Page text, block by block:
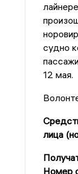
судно
12 мая.
лица
Номер